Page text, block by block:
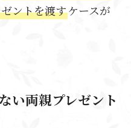
ントを渡すケースが
い両親プレゼント